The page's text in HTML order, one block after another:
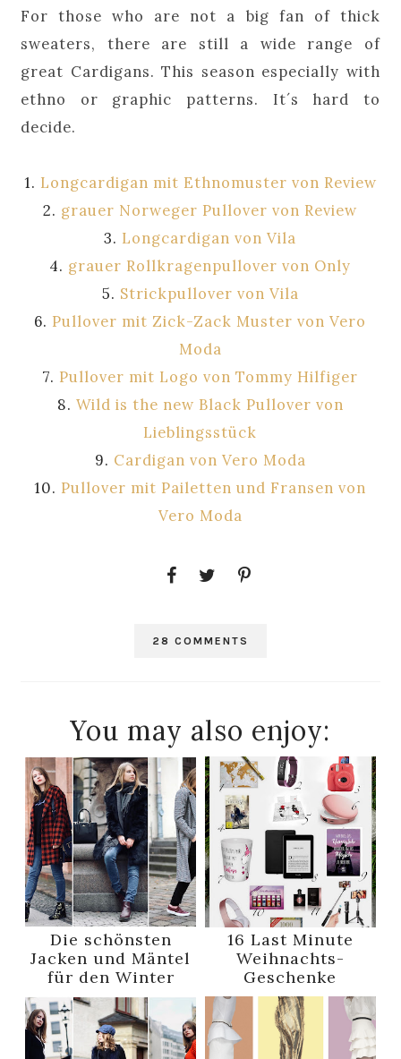
For those who are not a big fan of thick
sweaters, there are still a wide range of
great Cardigans. This season especially with
ethno or graphic patterns. It´s hard to
decide.
1. Longcardigan mit Ethnomuster von Review
2. grauer Norweger Pullover von Review
3. Longcardigan von Vila
4. grauer Rollkragenpullover von Only
5. Strickpullover von Vila
6. Pullover mit Zick-Zack Muster von Vero
Moda
7. Pullover mit Logo von Tommy Hilfiger
8. Wild is the new Black Pullover von
Lieblingsstück
9. Cardigan von Vero Moda
10. Pullover mit Pailetten und Fransen von
Vero Moda
28 COMMENTS
You may also enjoy:
Die schönsten
Jacken und Mäntel
für den Winter
16 Last Minute
Weihnachts-
Geschenke